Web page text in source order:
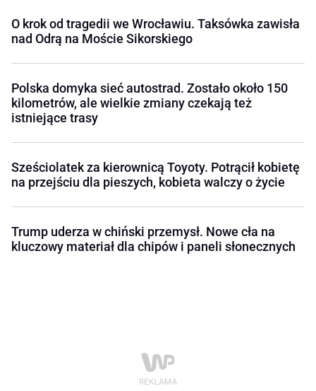
O krok od tragedii we Wrocławiu. Taksówka zawisła
nad Odrą na Moście Sikorskiego
Polska domyka sieć autostrad. Zostało około 150
kilometrów, ale wielkie zmiany czekają też
istniejące trasy
Sześciolatek za kierownicą Toyoty. Potrącił kobietę
na przejściu dla pieszych, kobieta walczy o życie
Trump uderza w chiński przemysł. Nowe cła na
kluczowy materiał dla chipów i paneli słonecznych